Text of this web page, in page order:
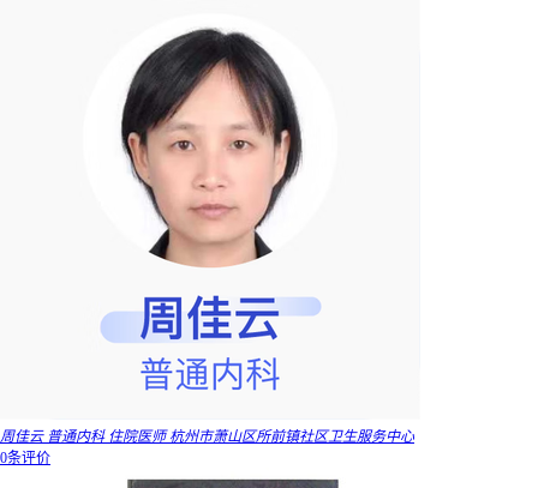
周佳云 普通内科 住院医师 杭州市萧山区所前镇社区卫生服务中心
0条评价